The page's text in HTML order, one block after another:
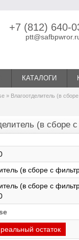
+7 (812) 640-
КАТАЛОГИ
» Влагоотделитель (в
(в сборе
(в сборе с
(в сборе с
остаток